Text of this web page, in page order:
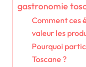
gastronomie
Comment ces
valeur les
Pourquoi
Toscane ?